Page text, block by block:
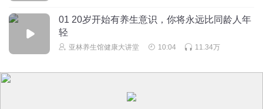
01 20岁开始有养生意识，你将永远比同龄人年
轻
亚林养生馆健康大讲堂 10:04 11.34万